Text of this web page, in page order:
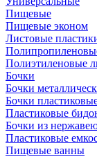
Пищевые
Пищевые эконом
Листовые
Полиэтиленовые
Бочки
Бочки
Бочки
Пластиковые
Бочки из
Пластиковые
Пищевые ванны